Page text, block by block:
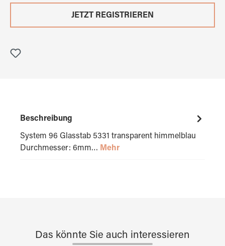
JETZT REGISTRIEREN
Beschreibung
System 96 Glasstab 5331 transparent himmelblau
Durchmesser: 6mm… Mehr
Das könnte Sie auch interessieren